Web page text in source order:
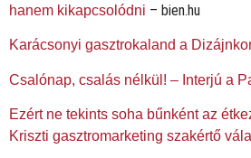
hanem kikapcsolódni – bien.hu
Karácsonyi gasztrokaland a
Csalónap, csalás nélkül! – Interjú a
Ezért ne tekints soha bűnként az
Kriszti gasztromarketing szakértő